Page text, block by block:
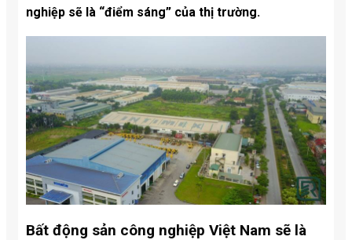
nghiệp sẽ là “điểm sáng” của thị trường.
Bất động sản công nghiệp Việt Nam sẽ là